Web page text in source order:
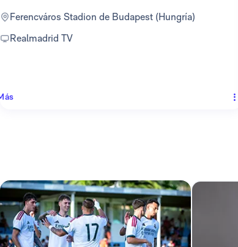
Ferencváros Stadion de Budapest (Hungría)
Realmadrid TV